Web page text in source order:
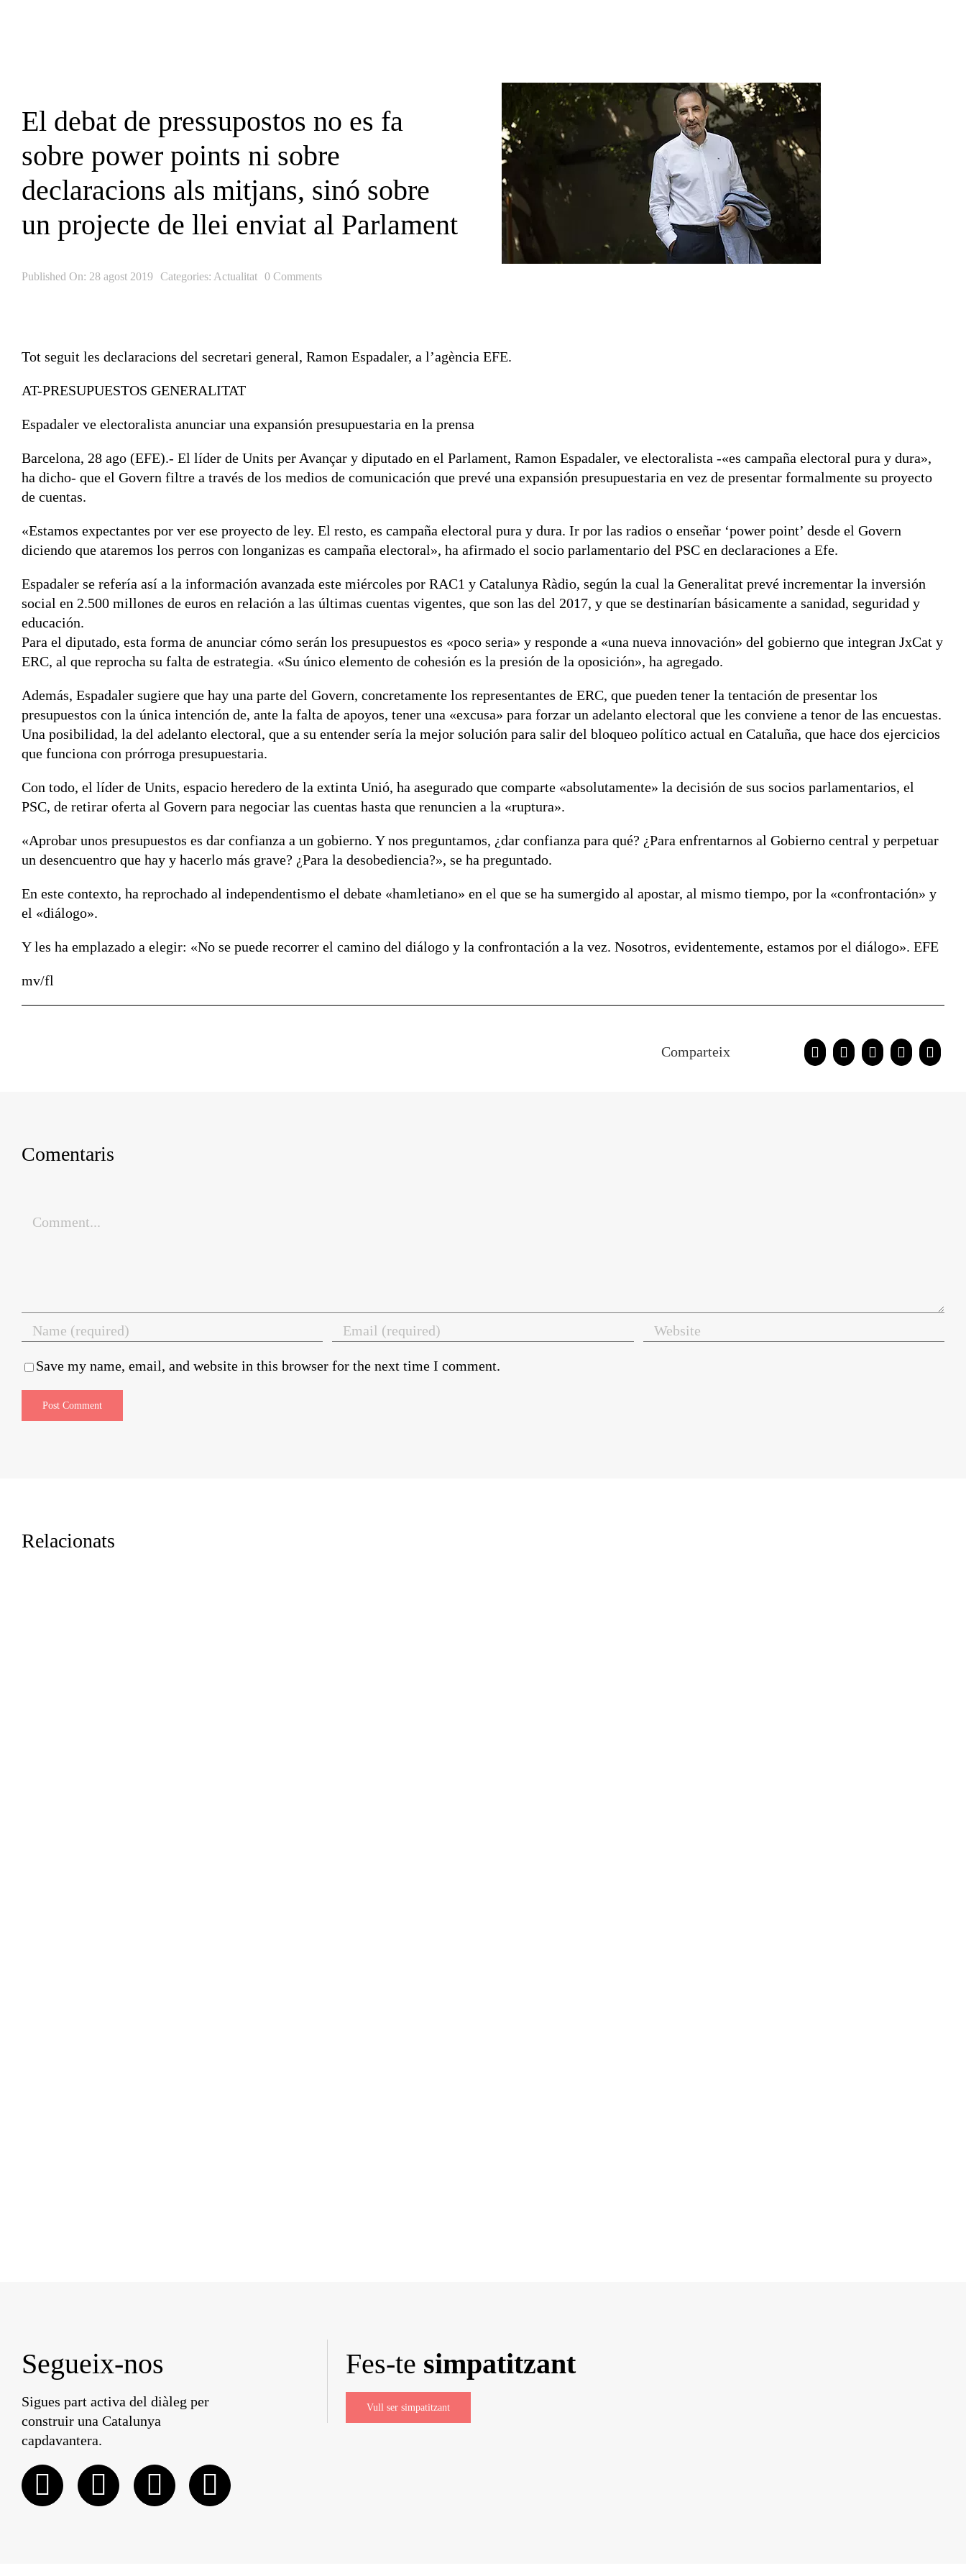
El debat de pressupostos no es fa
sobre power points ni sobre
declaracions als mitjans, sinó sobre
un projecte de llei enviat al Parlament
Published On: 28 agost 2019 Categories: Actualitat 0 Comments
Tot seguit les declaracions del secretari general, Ramon Espadaler, a l’agència EFE.
AT-PRESUPUESTOS GENERALITAT
Espadaler ve electoralista anunciar una expansión presupuestaria en la prensa
Barcelona, 28 ago (EFE).- El líder de Units per Avançar y diputado en el Parlament, Ramon Espadaler, ve electoralista -«es campaña electoral pura y dura»,
ha dicho- que el Govern filtre a través de los medios de comunicación que prevé una expansión presupuestaria en vez de presentar formalmente su proyecto
de cuentas.
«Estamos expectantes por ver ese proyecto de ley. El resto, es campaña electoral pura y dura. Ir por las radios o enseñar ‘power point’ desde el Govern
diciendo que ataremos los perros con longanizas es campaña electoral», ha afirmado el socio parlamentario del PSC en declaraciones a Efe.
Espadaler se refería así a la información avanzada este miércoles por RAC1 y Catalunya Ràdio, según la cual la Generalitat prevé incrementar la inversión
social en 2.500 millones de euros en relación a las últimas cuentas vigentes, que son las del 2017, y que se destinarían básicamente a sanidad, seguridad y
educación.
Para el diputado, esta forma de anunciar cómo serán los presupuestos es «poco seria» y responde a «una nueva innovación» del gobierno que integran JxCat y
ERC, al que reprocha su falta de estrategia. «Su único elemento de cohesión es la presión de la oposición», ha agregado.
Además, Espadaler sugiere que hay una parte del Govern, concretamente los representantes de ERC, que pueden tener la tentación de presentar los
presupuestos con la única intención de, ante la falta de apoyos, tener una «excusa» para forzar un adelanto electoral que les conviene a tenor de las encuestas.
Una posibilidad, la del adelanto electoral, que a su entender sería la mejor solución para salir del bloqueo político actual en Cataluña, que hace dos ejercicios
que funciona con prórroga presupuestaria.
Con todo, el líder de Units, espacio heredero de la extinta Unió, ha asegurado que comparte «absolutamente» la decisión de sus socios parlamentarios, el
PSC, de retirar oferta al Govern para negociar las cuentas hasta que renuncien a la «ruptura».
«Aprobar unos presupuestos es dar confianza a un gobierno. Y nos preguntamos, ¿dar confianza para qué? ¿Para enfrentarnos al Gobierno central y perpetuar
un desencuentro que hay y hacerlo más grave? ¿Para la desobediencia?», se ha preguntado.
En este contexto, ha reprochado al independentismo el debate «hamletiano» en el que se ha sumergido al apostar, al mismo tiempo, por la «confrontación» y
el «diálogo».
Y les ha emplazado a elegir: «No se puede recorrer el camino del diálogo y la confrontación a la vez. Nosotros, evidentemente, estamos por el diálogo». EFE
mv/fl
Comparteix
Comentaris
Comment
Save my name, email, and website in this browser for the next time I comment.
Relacionats
Segueix-nos
Sigues part activa del diàleg per
construir una Catalunya
capdavantera.
Fes-te simpatitzant
Vull ser simpatitzant